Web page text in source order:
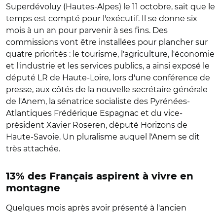
Superdévoluy (Hautes-Alpes) le 11 octobre, sait que le
temps est compté pour l'exécutif. Il se donne six
mois à un an pour parvenir à ses fins. Des
commissions vont être installées pour plancher sur
quatre priorités : le tourisme, l'agriculture, l'économie
et l'industrie et les services publics, a ainsi exposé le
député LR de Haute-Loire, lors d'une conférence de
presse, aux côtés de la nouvelle secrétaire générale
de l'Anem, la sénatrice socialiste des Pyrénées-
Atlantiques Frédérique Espagnac et du vice-
président Xavier Roseren, député Horizons de
Haute-Savoie. Un pluralisme auquel l'Anem se dit
très attachée.
13% des Français aspirent à vivre en
montagne
Quelques mois après avoir présenté à l'ancien